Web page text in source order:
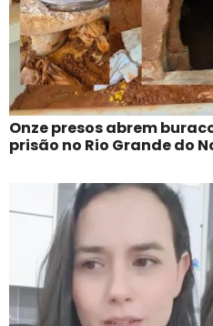
Onze presos abrem
prisão no Rio Grande do